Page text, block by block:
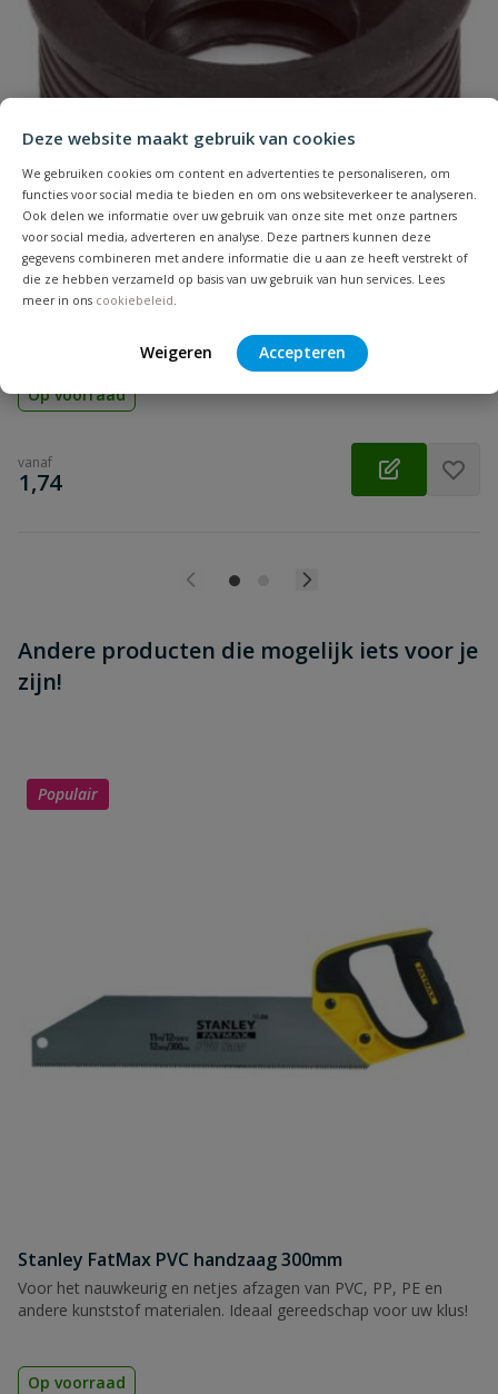
Deze website maakt gebruik van cookies
We gebruiken cookies om content en advertenties te personaliseren, om
functies voor social media te bieden en om ons websiteverkeer te analyseren.
Ook delen we informatie over uw gebruik van onze site met onze partners
voor social media, adverteren en analyse. Deze partners kunnen deze
gegevens combineren met andere informatie die u aan ze heeft verstrekt of
die ze hebben verzameld op basis van uw gebruik van hun services. Lees
meer in ons cookiebeleid.
Weigeren Accepteren
Samenvatting
Beoordeling
Beoordeling versturen
Rubberen overgangsstuk
grijs | Keurmerk: KOMO
Op voorraad
vanaf
€
1,74
Andere producten die mogelijk iets voor je
zijn!
Populair
Stanley FatMax PVC handzaag 300mm
Voor het nauwkeurig en netjes afzagen van PVC, PP, PE en
andere kunststof materialen. Ideaal gereedschap voor uw klus!
Op voorraad